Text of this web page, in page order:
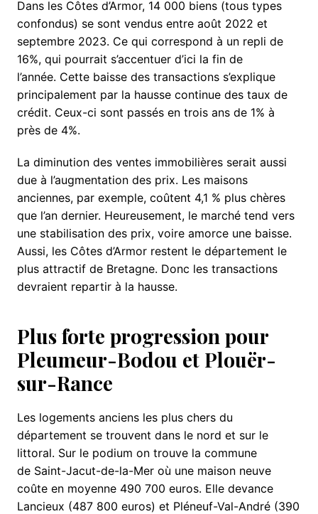
Dans les Côtes d’Armor, 14 000 biens (tous types
confondus) se sont vendus entre août 2022 et
septembre 2023. Ce qui correspond à un repli de
16%, qui pourrait s’accentuer d’ici la fin de
l’année. Cette baisse des transactions s’explique
principalement par la hausse continue des taux de
crédit. Ceux-ci sont passés en trois ans de 1% à
près de 4%.
La diminution des ventes immobilières serait aussi
due à l’augmentation des prix. Les maisons
anciennes, par exemple, coûtent 4,1 % plus chères
que l’an dernier. Heureusement, le marché tend vers
une stabilisation des prix, voire amorce une baisse.
Aussi, les Côtes d’Armor restent le département le
plus attractif de Bretagne. Donc les transactions
devraient repartir à la hausse.
Plus forte progression pour
Pleumeur-Bodou et Plouër-
sur-Rance
Les logements anciens les plus chers du
département se trouvent dans le nord et sur le
littoral. Sur le podium on trouve la commune
de Saint-Jacut-de-la-Mer où une maison neuve
coûte en moyenne 490 700 euros. Elle devance
Lancieux (487 800 euros) et Pléneuf-Val-André (390